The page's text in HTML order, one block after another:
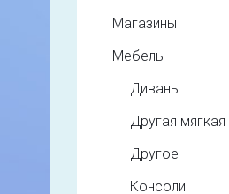
Магазины
Мебель
Диваны
Другая
Другое
Консоли